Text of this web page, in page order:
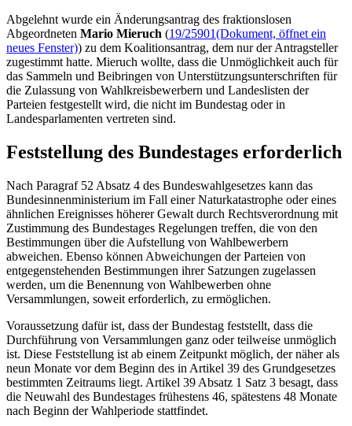
Abgelehnt wurde ein Änderungsantrag des fraktionslosen
Abgeordneten Mario Mieruch (19/25901(Dokument, öffnet ein
neues Fenster)) zu dem Koalitionsantrag, dem nur der Antragsteller
zugestimmt hatte. Mieruch wollte, dass die Unmöglichkeit auch für
das Sammeln und Beibringen von Unterstützungsunterschriften für
die Zulassung von Wahlkreisbewerbern und Landeslisten der
Parteien festgestellt wird, die nicht im Bundestag oder in
Landesparlamenten vertreten sind.
Feststellung des Bundestages erforderlich
Nach Paragraf 52 Absatz 4 des Bundeswahlgesetzes kann das
Bundesinnenministerium im Fall einer Naturkatastrophe oder eines
ähnlichen Ereignisses höherer Gewalt durch Rechtsverordnung mit
Zustimmung des Bundestages Regelungen treffen, die von den
Bestimmungen über die Aufstellung von Wahlbewerbern
abweichen. Ebenso können Abweichungen der Parteien von
entgegenstehenden Bestimmungen ihrer Satzungen zugelassen
werden, um die Benennung von Wahlbewerben ohne
Versammlungen, soweit erforderlich, zu ermöglichen.
Voraussetzung dafür ist, dass der Bundestag feststellt, dass die
Durchführung von Versammlungen ganz oder teilweise unmöglich
ist. Diese Feststellung ist ab einem Zeitpunkt möglich, der näher als
neun Monate vor dem Beginn des in Artikel 39 des Grundgesetzes
bestimmten Zeitraums liegt. Artikel 39 Absatz 1 Satz 3 besagt, dass
die Neuwahl des Bundestages frühestens 46, spätestens 48 Monate
nach Beginn der Wahlperiode stattfindet.